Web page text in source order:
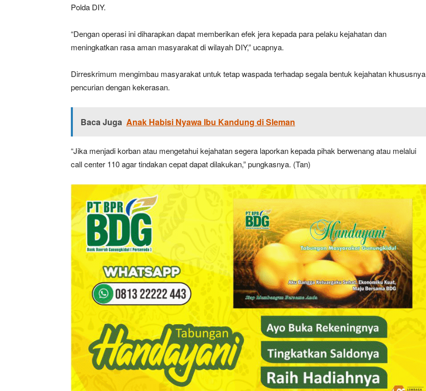
Polda DIY.
“Dengan operasi ini diharapkan dapat memberikan efek jera kepada para pelaku kejahatan dan
meningkatkan rasa aman masyarakat di wilayah DIY,” ucapnya.
Dirreskrimum mengimbau masyarakat untuk tetap waspada terhadap segala bentuk kejahatan khususnya
pencurian dengan kekerasan.
Baca Juga Anak Habisi Nyawa Ibu Kandung di Sleman
“Jika menjadi korban atau mengetahui kejahatan segera laporkan kepada pihak berwenang atau melalui
call center 110 agar tindakan cepat dapat dilakukan,” pungkasnya. (Tan)